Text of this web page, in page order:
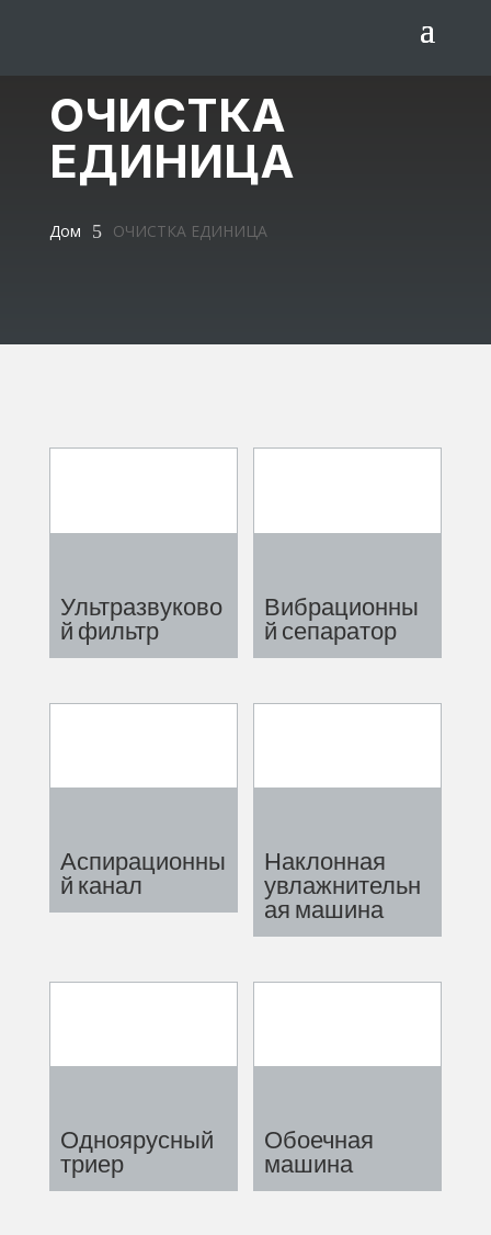
ОЧИСТКА
ЕДИНИЦА
Дом 5 ОЧИСТКА ЕДИНИЦА
Ультразвуково
й фильтр
Вибрационны
й сепаратор
Аспирационны
й канал
Наклонная
увлажнительн
ая машина
Одноярусный
триер
Обоечная
машина